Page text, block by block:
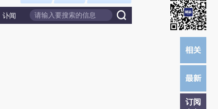
讣闻
订阅